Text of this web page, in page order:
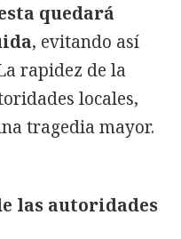
quedará
, evitando así
rapidez de la
locales,
tragedia mayor.
las autoridades